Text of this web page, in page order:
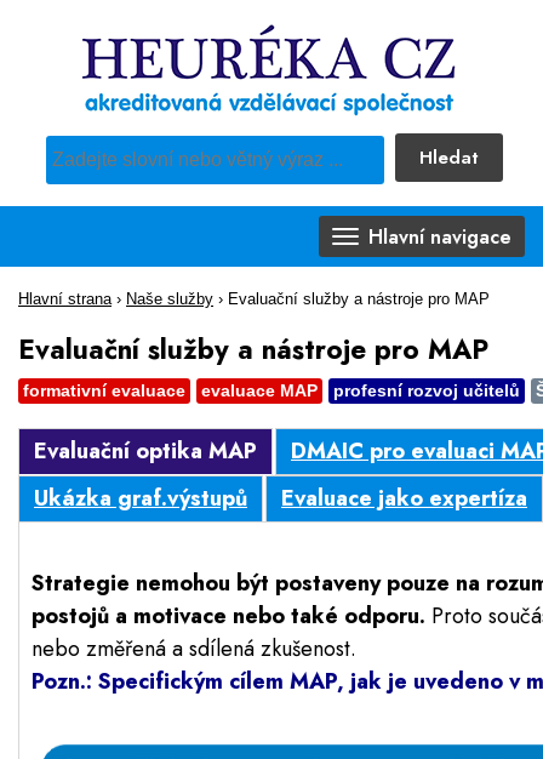
Hledat
Pro vyhledávání obsahu webu použijte předdefinovaný výběr
Hlavní navigace
Hlavní strana › Naše služby › Evaluační služby a nástroje pro MAP
Evaluační služby a nástroje pro MAP
formativní evaluace evaluace MAP profesní rozvoj učitelů
Evaluační optika MAP
DMAIC pro evaluaci
Ukázka graf.výstupů
Evaluace jako expertíza
Strategie nemohou být postaveny pouze na
postojů a motivace nebo také odporu. Proto
nebo změřená a sdílená zkušenost.
Pozn.: Specifickým cílem MAP, jak je uvedeno